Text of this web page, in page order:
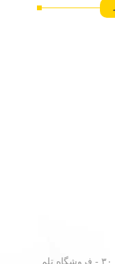
کرج - جاده فردیس - نبش گلستان ۳۰ - فروشگاه تلم